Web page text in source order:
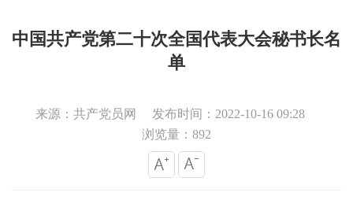
中国共产党第二十次全国代表大会秘书长名
单
来源：共产党员网
发布时间：2022-10-16 09:28
浏览量：892